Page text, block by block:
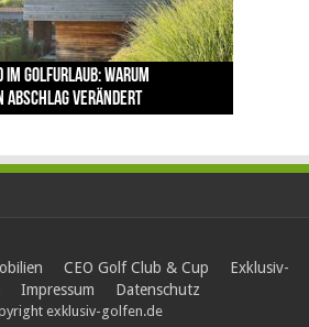
im Golfurlaub: Warum
Abschlag verändert
Montenegros erste Golf-
aus
Claret Jug: Neuseeländer
Open Geschichte
Scottie Scheffler die
zurückgeben muss
Royal Birkdale: Warum der
Linksplatz zu den größten
im Golfsport zählt
CEO Golf Club & Cup
Exklusiv-
Impressum Datenschutz
exklusiv-golfen.de